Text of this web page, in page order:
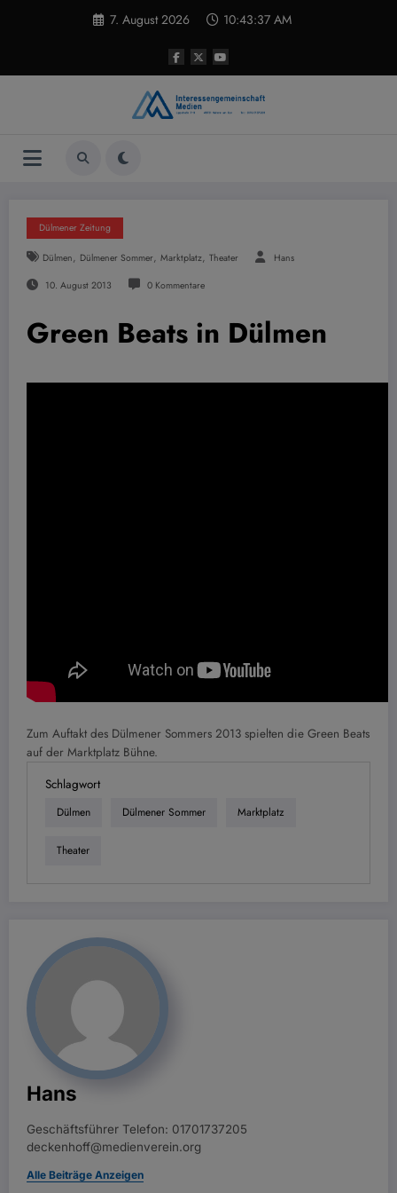
7. August 2026 10:43:38 AM
Dülmener Zeitung
Dülmen, Dülmener Sommer, Marktplatz, Theater Hans
10. August 2013 0 Kommentare
Green Beats in Dülmen
Zum Auftakt des Dülmener Sommers 2013 spielten die Green Beats
auf der Marktplatz Bühne.
Schlagwort
Dülmen Dülmener Sommer Marktplatz
Theater
Hans
Geschäftsführer Telefon: 01701737205
deckenhoff@medienverein.org
Alle Beiträge Anzeigen